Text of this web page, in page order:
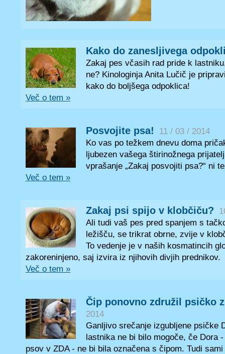
Kako do zanesljivega
Zakaj pes včasih rad pride k
ne? Kinologinja Anita Lučič je
kako do boljšega odpoklica!
Več o tem »
Posvojite psa!
11 / 03 / 2014
Ko vas po težkem dnevu doma
ljubezen vašega štirinožnega
vprašanje „Zakaj posvojiti psa?“ ni
Več o tem »
Zakaj psi spijo v klobčiču?
Ali tudi vaš pes pred spanjem s
ležišču, se trikrat obrne, zvije v
To vedenje je v naših kosmatincih
zakoreninjeno, saj izvira iz njihovih divjih prednikov.
Več o tem »
Čip ponovno združil psičko
2014
Ganljivo srečanje izgubljene psičke
lastnika ne bi bilo mogoče, če Dora
psov v ZDA - ne bi bila označena s čipom. Tudi